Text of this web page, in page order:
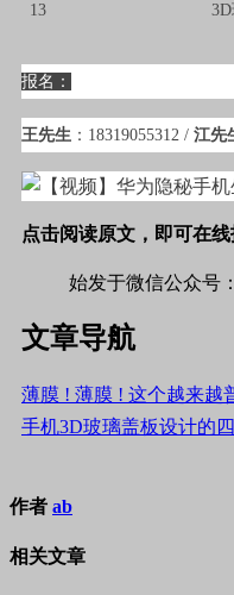
13
报名：
王先生 ：18319055312 / 江先
点击阅读原文，即可在线
始发于微信公众号
文章导航
薄膜 ! 薄膜 ! 这个越来越
手机3D玻璃盖板设计的
作者 ab
相关文章